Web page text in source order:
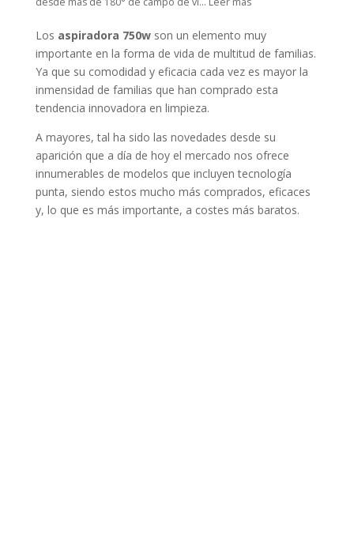
Los aspiradora 750wson un elemento muy
importante en la forma de vida de multitud de familias.
Ya que su comodidad y eficacia cada vez es mayor la
inmensidad de familias que han comprado esta
tendencia innovadora en limpieza.
A mayores, tal ha sido las novedades desde su
aparición que a día de hoy el mercado nos ofrece
innumerables de modelos que incluyen tecnología
punta, siendo estos mucho más comprados, eficaces
y, lo que es más importante, a costes más baratos.